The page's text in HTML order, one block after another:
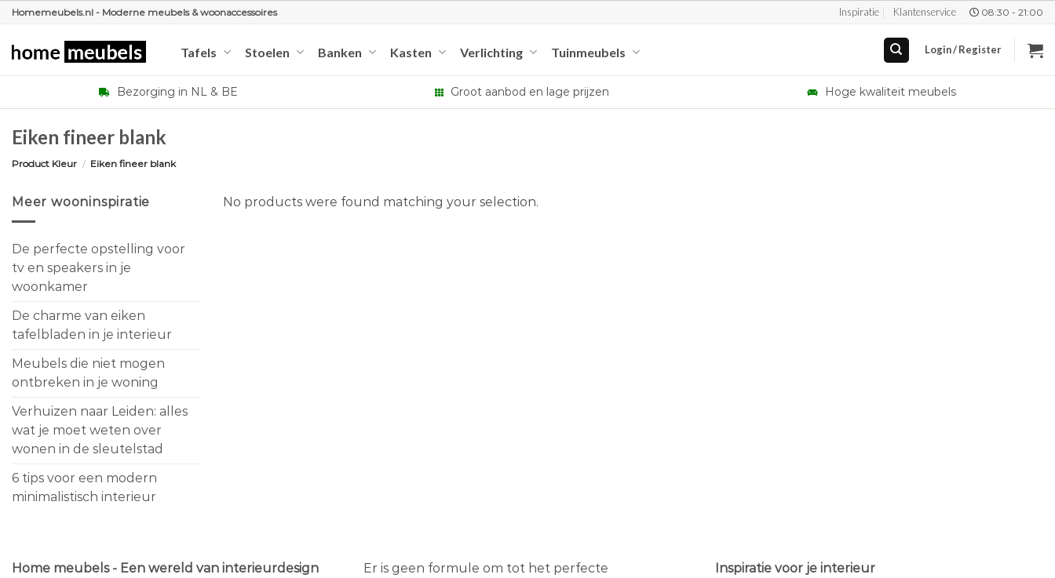
Ga
inhoud
Homemeubels.nl - Moderne meubels & woonaccessoires Inspiratie Klantenservice 08:30 - 21:00
Tafels Stoelen Banken Kasten Verlichting Tuinmeubels Login / Register
Bezorging in NL & BE Groot aanbod en lage prijzen Hoge kwaliteit meubels
Eiken fineer blank
Product Kleur / Eiken fineer blank
Meer wooninspiratie
De perfecte opstelling voor
tv en speakers in je
woonkamer
De charme van eiken
tafelbladen in je interieur
Meubels die niet mogen
ontbreken in je woning
Verhuizen naar Leiden: alles
wat je moet weten over
wonen in de sleutelstad
6 tips voor een modern
minimalistisch interieur
No products were found matching your selection.
Home meubels - Een wereld van interieurdesign
Er is geen formule om tot het perfecte
Inspiratie voor je interieur